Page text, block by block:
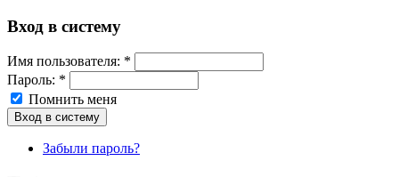
Вход в систему
Имя пoльзовaтeля: *
Пароль: *
Помнить меня
Забыли пароль?